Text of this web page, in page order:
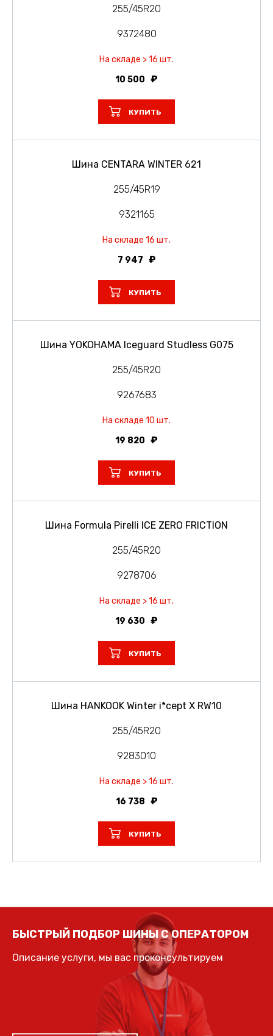
255/45R20
9372480
На складе > 16 шт.
10 500
КУПИТЬ
Шина CENTARA WINTER 621
255/45R19
9321165
На складе 16 шт.
7 947
КУПИТЬ
Шина YOKOHAMA Iceguard Studless G075
255/45R20
9267683
На складе 10 шт.
19 820
КУПИТЬ
Шина Formula Pirelli ICE ZERO FRICTION
255/45R20
9278706
На складе > 16 шт.
19 630
КУПИТЬ
Шина HANKOOK Winter i*cept X RW10
255/45R20
9283010
На складе > 16 шт.
16 738
КУПИТЬ
БЫСТРЫЙ ПОДБОР ШИНЫ С ОПЕРАТОРОМ
Описание услуги, мы вас проконсультируем